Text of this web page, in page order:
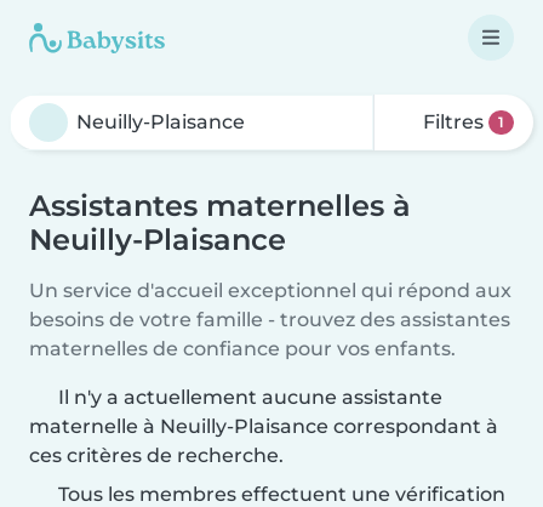
Filtres 1
Assistantes maternelles à
Neuilly-Plaisance
Un service d'accueil exceptionnel qui répond aux
besoins de votre famille - trouvez des assistantes
maternelles de confiance pour vos enfants.
Il n'y a actuellement aucune assistante
maternelle à Neuilly-Plaisance correspondant à
ces critères de recherche.
Tous les membres effectuent une vérification